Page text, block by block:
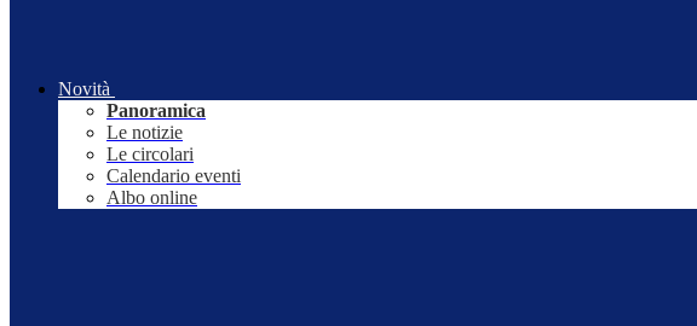
Novità
Panoramica
Le notizie
Le circolari
Calendario eventi
Albo online